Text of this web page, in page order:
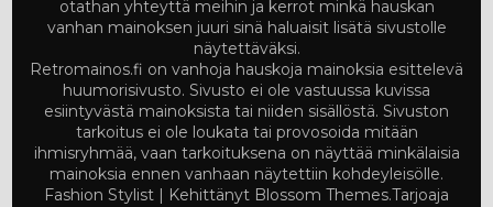
otathan yhteyttä meihin ja kerrot minkä hauskan
vanhan mainoksen juuri sinä haluaisit lisätä sivustolle
näytettäväksi.
Retromainos.fi on vanhoja hauskoja mainoksia esittelevä
huumorisivusto. Sivusto ei ole vastuussa kuvissa
esiintyvästä mainoksista tai niiden sisällöstä. Sivuston
tarkoitus ei ole loukata tai provosoida mitään
ihmisryhmää, vaan tarkoituksena on näyttää minkälaisia
mainoksia ennen vanhaan näytettiin kohdeyleisölle.
Fashion Stylist | Kehittänyt Blossom Themes.Tarjoaja